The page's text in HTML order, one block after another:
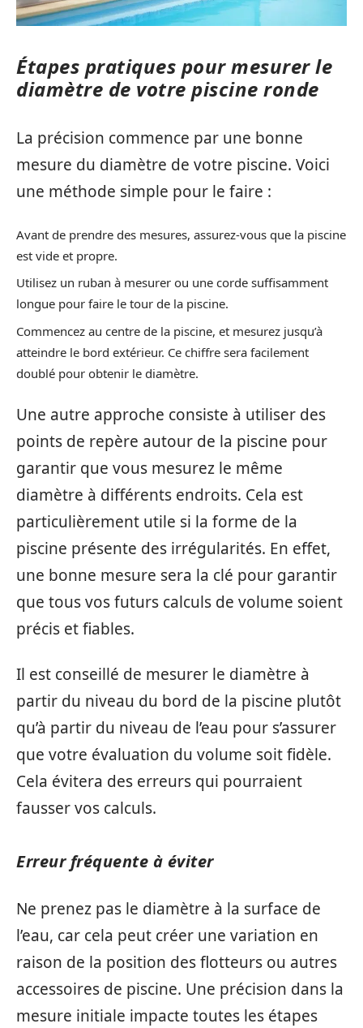
Étapes pratiques pour mesurer le
diamètre de votre piscine ronde
La précision commence par une bonne
mesure du diamètre de votre piscine. Voici
une méthode simple pour le faire :
Avant de prendre des mesures, assurez-vous que la piscine
est vide et propre.
Utilisez un ruban à mesurer ou une corde suffisamment
longue pour faire le tour de la piscine.
Commencez au centre de la piscine, et mesurez jusqu’à
atteindre le bord extérieur. Ce chiffre sera facilement
doublé pour obtenir le diamètre.
Une autre approche consiste à utiliser des
points de repère autour de la piscine pour
garantir que vous mesurez le même
diamètre à différents endroits. Cela est
particulièrement utile si la forme de la
piscine présente des irrégularités. En effet,
une bonne mesure sera la clé pour garantir
que tous vos futurs calculs de volume soient
précis et fiables.
Il est conseillé de mesurer le diamètre à
partir du niveau du bord de la piscine plutôt
qu’à partir du niveau de l’eau pour s’assurer
que votre évaluation du volume soit fidèle.
Cela évitera des erreurs qui pourraient
fausser vos calculs.
Erreur fréquente à éviter
Ne prenez pas le diamètre à la surface de
l’eau, car cela peut créer une variation en
raison de la position des flotteurs ou autres
accessoires de piscine. Une précision dans la
mesure initiale impacte toutes les étapes